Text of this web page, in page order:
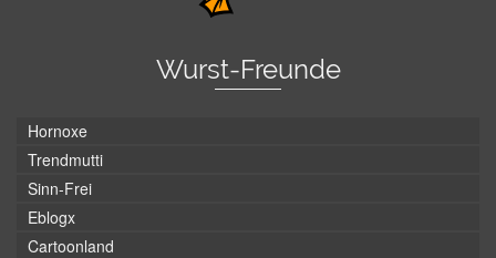
Wurst-Freunde
Hornoxe
Trendmutti
Sinn-Frei
Eblogx
Cartoonland